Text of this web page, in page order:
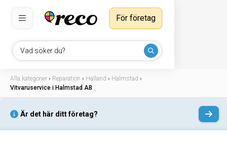
Vad söker du?
För företag
Alla kategorier › Reparation › Halland › Halmstad ›
Vitvaruservice i Halmstad AB
Är det här ditt företag?